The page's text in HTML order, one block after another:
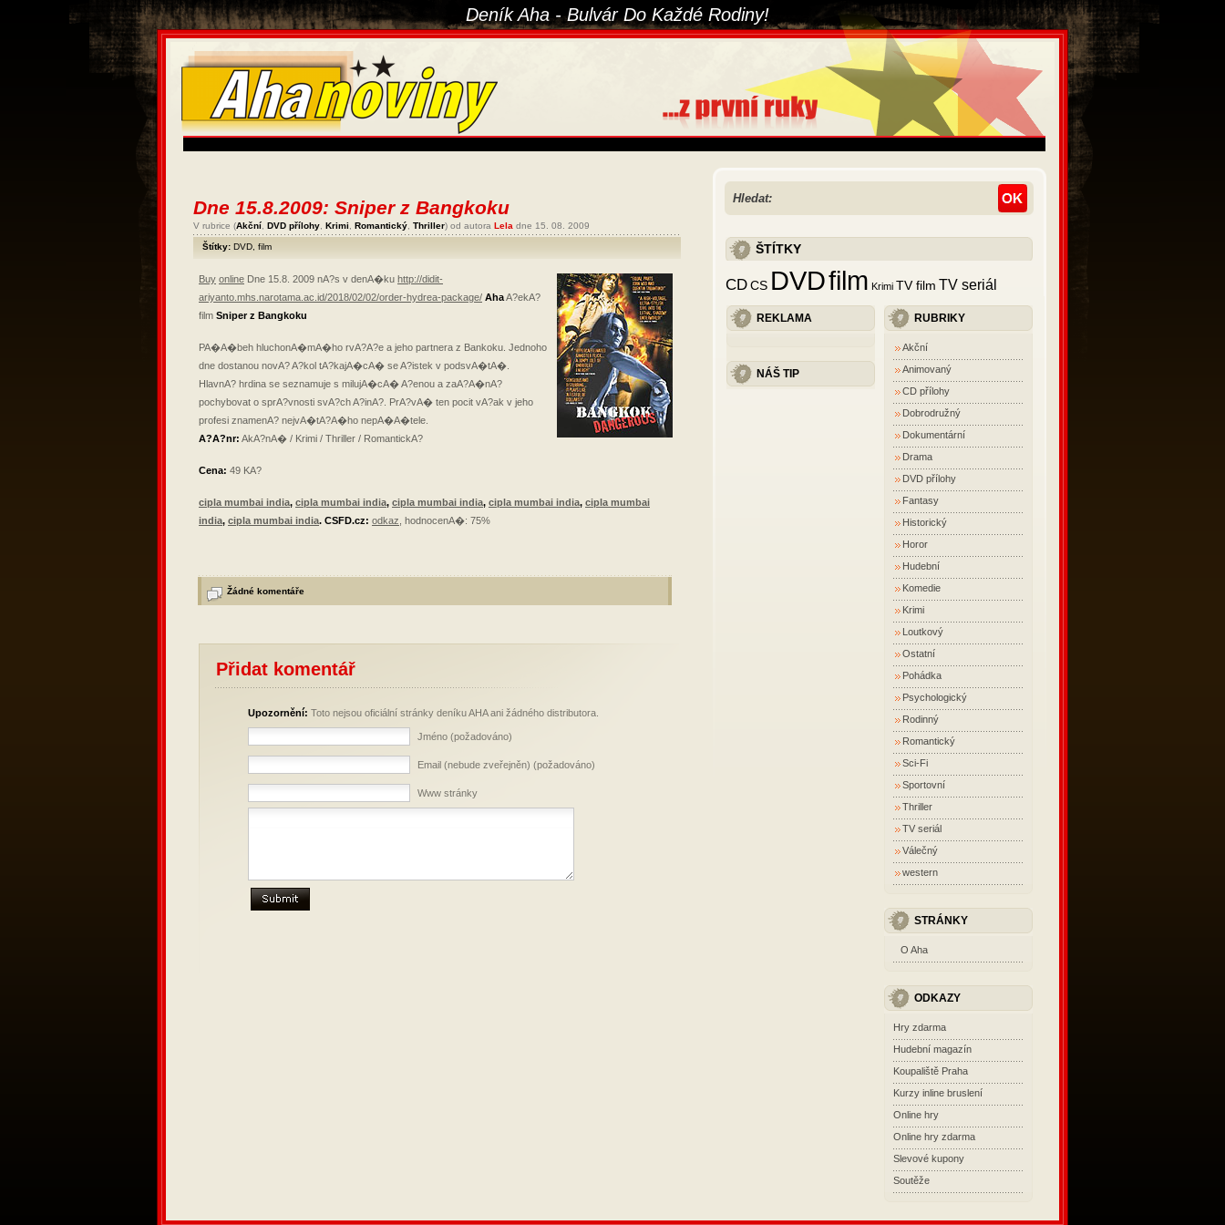
Deník Aha - Bulvár Do Každé Rodiny!
Dne 15.8.2009: Sniper z Bangkoku
V rubrice (Akční DVD přílohy Krimi Romantický Thriller) od autora Lela dne 15. 08. 2009
Štítky: DVD film
Buy online Dne 15.8. 2009 nA?s v denA�ku http://didit-
ariyanto.mhs.narotama.ac.id/2018/02/02/order-hydrea-package/ AhaA?ekA?
film Sniper z Bangkoku
PA�A�beh hluchonA�mA�ho rvA?A?e a jeho partnera z Bankoku. Jednoho
dne dostanou novA? A?kol tA?kajA�cA� se A?istek v podsvA�tA�.
HlavnA? hrdina se seznamuje s milujA�cA� A?enou a zaA?A�nA?
pochybovat o sprA?vnosti svA?ch A?inA?. PrA?vA� ten pocit vA?ak v jeho
profesi znamenA? nejvA�tA?A�ho nepA�A�tele.
A?A?nr: AkA?nA� / Krimi / Thriller / RomantickA?
Cena: 49 KA?
cipla mumbai india, cipla mumbai india, cipla mumbai india, cipla mumbai india, cipla mumbai
india, cipla mumbai india. CSFD.cz: odkaz , hodnocenA�: 75%
Žádné komentáře
Přidat komentář
Upozornění: Toto nejsou oficiální stránky deníku AHA ani žádného distributora.
Jméno (požadováno)
Email (nebude zveřejněn) (požadováno)
Www stránky
Hledat:
ŠTÍTKY
CD CS DVDfilm Krimi TV film TV seriál
REKLAMA
NÁŠ TIP
RUBRIKY
Akční
Animovaný
CD přílohy
Dobrodružný
Dokumentární
Drama
DVD přílohy
Fantasy
Historický
Horor
Hudební
Komedie
Krimi
Loutkový
Ostatní
Pohádka
Psychologický
Rodinný
Romantický
Sci-Fi
Sportovní
Thriller
TV seriál
Válečný
western
STRÁNKY
O Aha
ODKAZY
Hry zdarma
Hudební magazín
Koupaliště Praha
Kurzy inline bruslení
Online hry
Online hry zdarma
Slevové kupony
Soutěže